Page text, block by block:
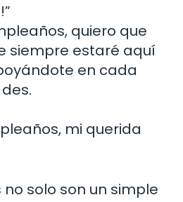
quiero que
siempre estaré aquí
en cada
mi querida
solo son un simple